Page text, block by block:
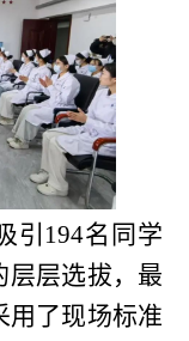
引194名同学
层层选拔，最
用了现场标准